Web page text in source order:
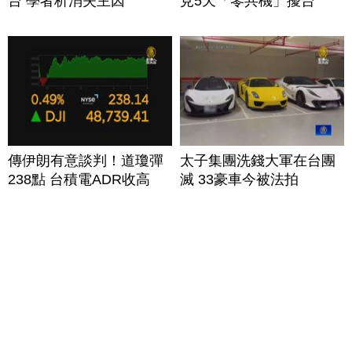
傳伊朗有意談判！道瓊彈
238點 台積電ADR收高
太子集團洗錢大軍在台團
滅 33豪車今被法拍